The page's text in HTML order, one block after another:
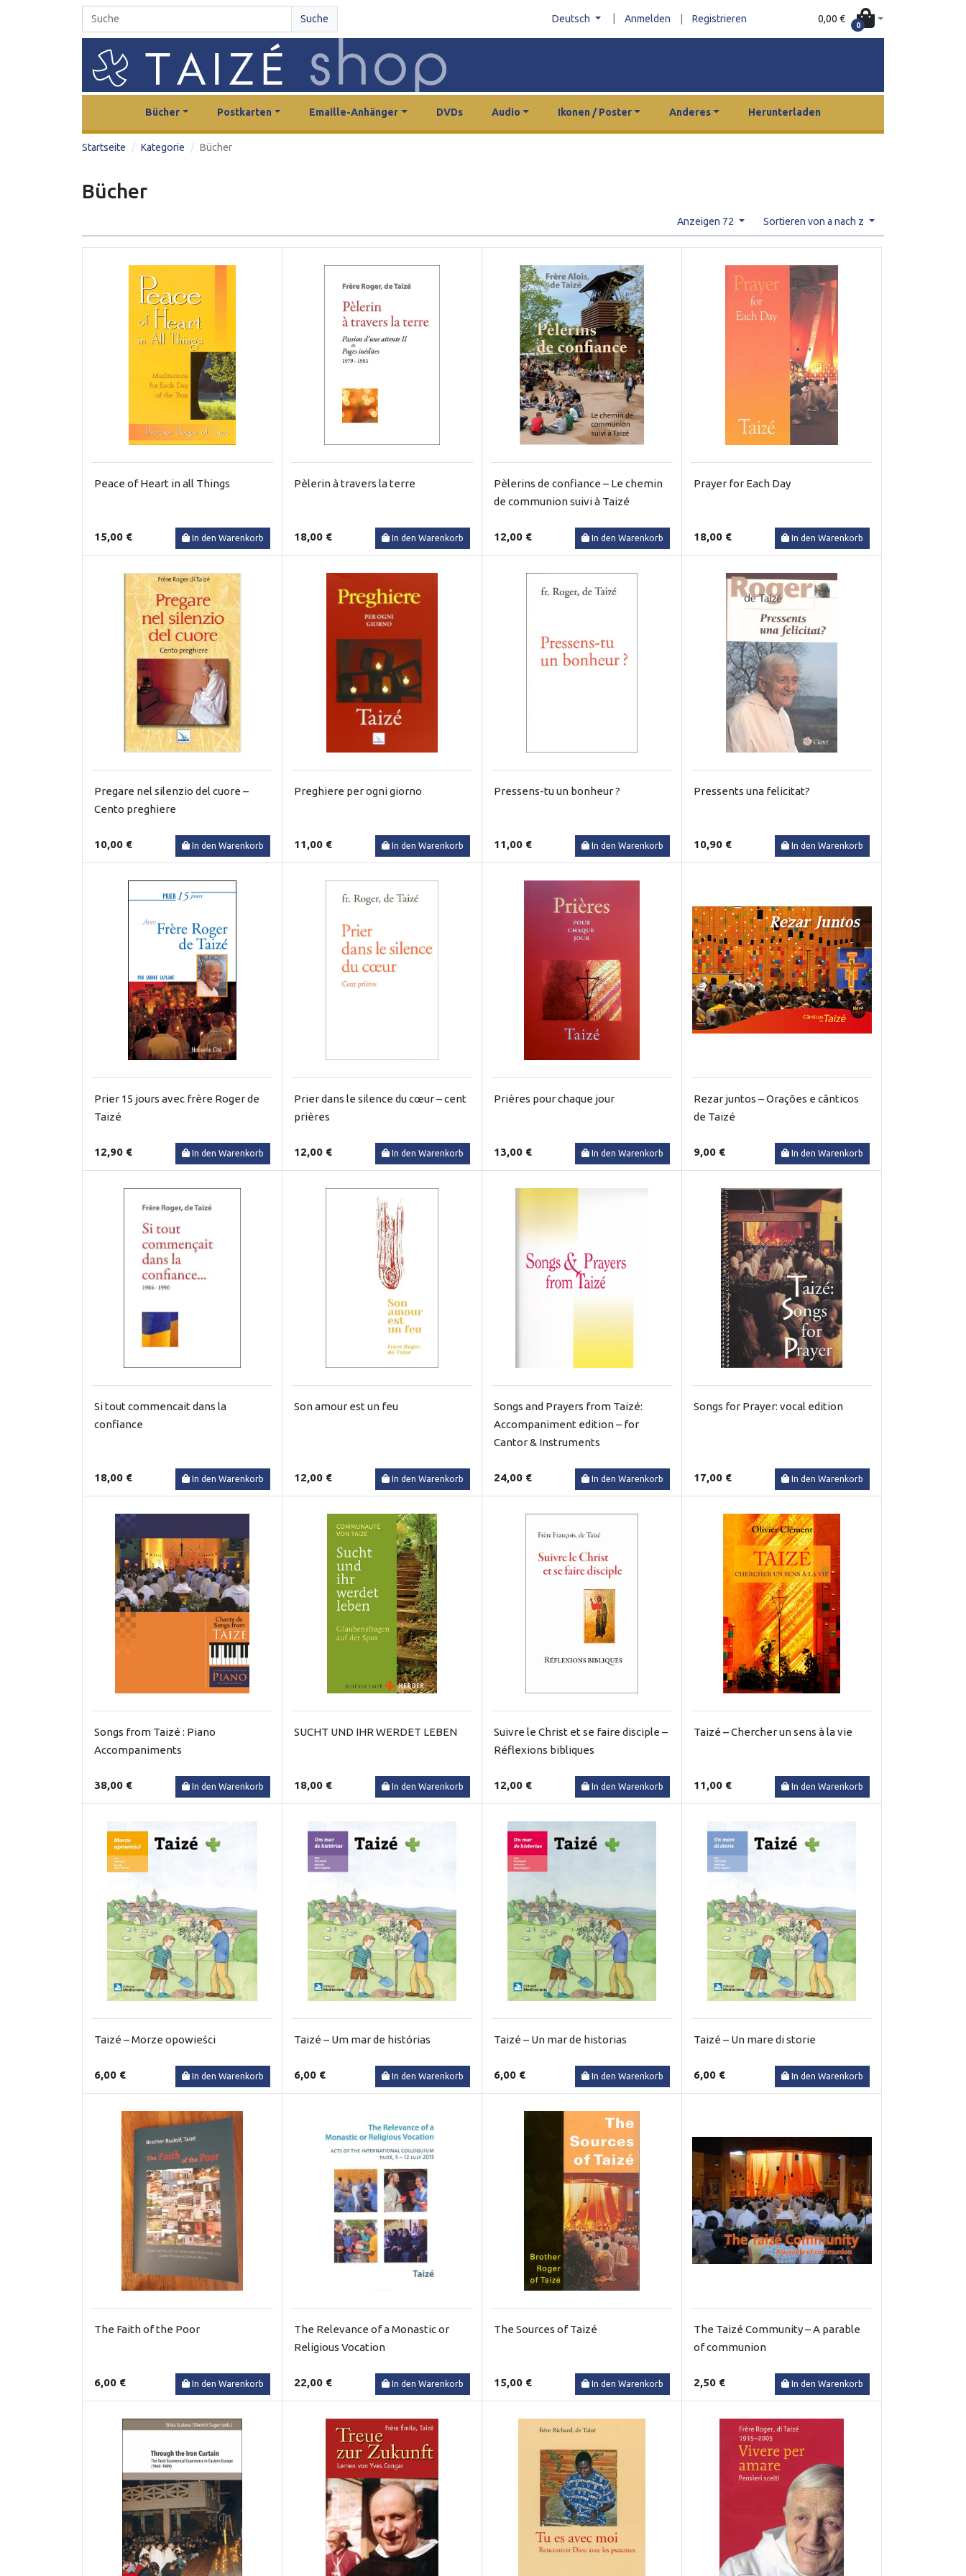
Suche Deutsch Anmelden Registrieren 0,00 €
0
Bücher Postkarten Emaille-Anhänger DVDs Audio Ikonen / Poster Anderes Herunterladen
Startseite Kategorie Bücher
Bücher
Anzeigen 72 Sortieren von a nach z
Peace of Heart in all Things
15,00 € In den Warenkorb
Pèlerin à travers la terre
18,00 € In den Warenkorb
Pèlerins de confiance – Le chemin
de communion suivi à Taizé
12,00 € In den Warenkorb
Prayer for Each Day
18,00 € In den Warenkorb
Pregare nel silenzio del cuore –
Cento preghiere
10,00 € In den Warenkorb
Preghiere per ogni giorno
11,00 € In den Warenkorb
Pressens-tu un bonheur ?
11,00 € In den Warenkorb
Pressents una felicitat?
10,90 € In den Warenkorb
Prier 15 jours avec frère Roger de
Taizé
12,90 € In den Warenkorb
Prier dans le silence du cœur – cent
prières
12,00 € In den Warenkorb
Prières pour chaque jour
13,00 € In den Warenkorb
Rezar juntos – Orações e cânticos
de Taizé
9,00 € In den Warenkorb
Si tout commencait dans la
confiance
18,00 € In den Warenkorb
Son amour est un feu
12,00 € In den Warenkorb
Songs and Prayers from Taizé:
Accompaniment edition – for
Cantor & Instruments
24,00 € In den Warenkorb
Songs for Prayer: vocal edition
17,00 € In den Warenkorb
Songs from Taizé : Piano
Accompaniments
38,00 € In den Warenkorb
SUCHT UND IHR WERDET LEBEN
18,00 € In den Warenkorb
Suivre le Christ et se faire disciple –
Réflexions bibliques
12,00 € In den Warenkorb
Taizé – Chercher un sens à la vie
11,00 € In den Warenkorb
Taizé – Morze opowieści
6,00 € In den Warenkorb
Taizé – Um mar de histórias
6,00 € In den Warenkorb
Taizé – Un mar de historias
6,00 € In den Warenkorb
Taizé – Un mare di storie
6,00 € In den Warenkorb
The Faith of the Poor
6,00 € In den Warenkorb
The Relevance of a Monastic or
Religious Vocation
22,00 € In den Warenkorb
The Sources of Taizé
15,00 € In den Warenkorb
The Taizé Community – A parable
of communion
2,50 € In den Warenkorb